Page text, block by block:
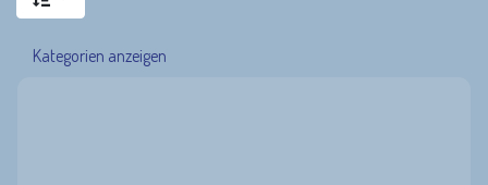
Kategorien anzeigen